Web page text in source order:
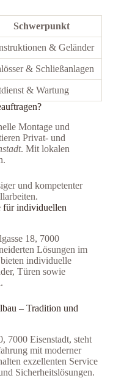
Schwerpunkt
& Geländer
& Schließanlagen
& Wartung
Montage und
Privat- und
. Mit lokalen
und kompetenter
für individuellen
18, 7000
Lösungen im
individuelle
Türen sowie
– Tradition und
7000 Eisenstadt, steht
mit moderner
exzellenten Service
Sicherheitslösungen.